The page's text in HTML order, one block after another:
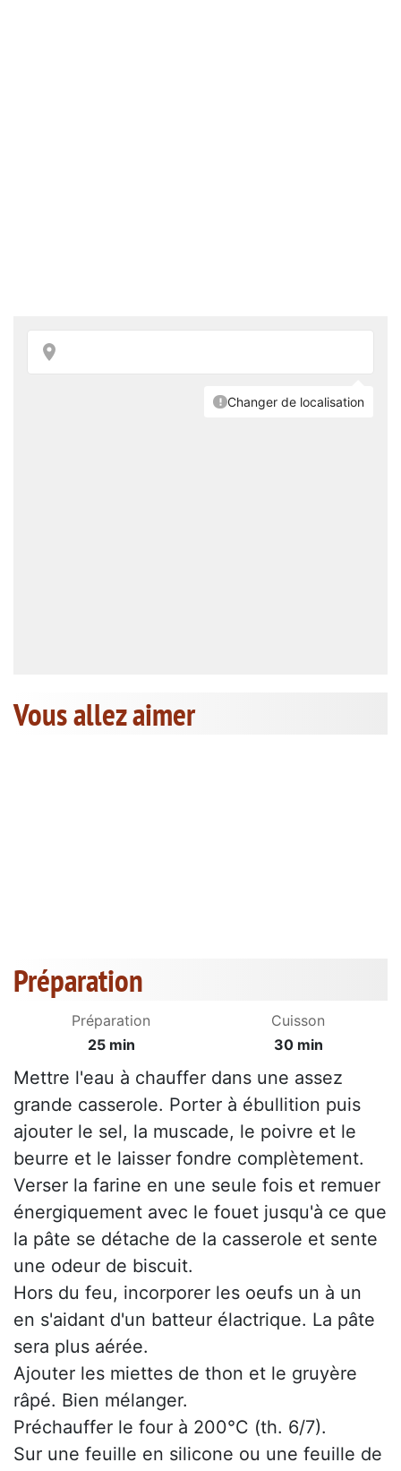
Vous allez aimer
Préparation
Préparation
25 min
Cuisson
30 min
Mettre l'eau à chauffer dans une assez
grande casserole. Porter à ébullition puis
ajouter le sel, la muscade, le poivre et le
beurre et le laisser fondre complètement.
Verser la farine en une seule fois et remuer
énergiquement avec le fouet jusqu'à ce que
la pâte se détache de la casserole et sente
une odeur de biscuit.
Hors du feu, incorporer les oeufs un à un
en s'aidant d'un batteur élactrique. La pâte
sera plus aérée.
Ajouter les miettes de thon et le gruyère
râpé. Bien mélanger.
Préchauffer le four à 200°C (th. 6/7).
Sur une feuille en silicone ou une feuille de